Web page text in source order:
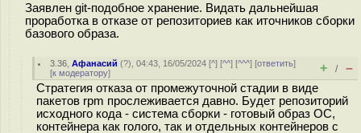
Заявлен git-подобное хранение. Видать дальнейшая
проработка в отказе от репозиториев как иточников сборки
базового образа.
3.36 ,Афанасий (?), 04:43, 16/05/2024 [^] [^^] [^^^] [ответить]
[к модератору] + / –
Стратегия отказа от промежуточной стадии в виде
пакетов rpm прослеживается давно. Будет репозиторий
исходного кода - система сборки - готовый образ ОС,
контейнера как голого, так и отдельных контейнеров с